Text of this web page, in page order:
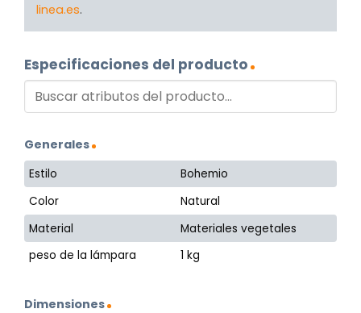
linea.es.
Especificaciones del producto
Generales
Estilo
Bohemio
Color
Natural
Material
Materiales vegetales
peso de la lámpara
1 kg
Dimensiones